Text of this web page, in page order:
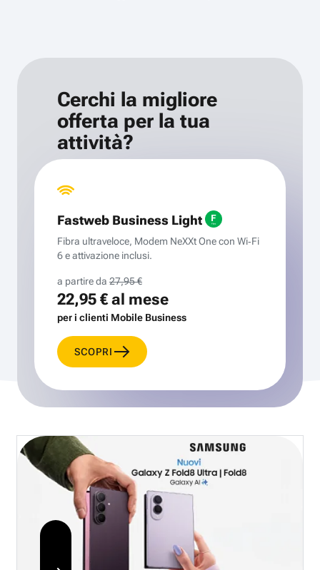
Cerchi la migliore
offerta per la tua
attività?
Fastweb Business Light
Fibra ultraveloce, Modem NeXXt One con Wi‑Fi
6 e attivazione inclusi.
a partire da 27,95 €
22,95 €al mese
per i clienti Mobile Business
SCOPRI